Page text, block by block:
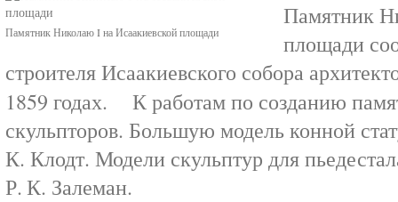
Памятник Николаю I на Исаакиевской площади
Памятник
площади
строителя Исаакиевского собора
1859 годах. К работам по созданию
скульпторов. Большую модель конной
К. Клодт. Модели скульптур для
Р. К. Залеман.